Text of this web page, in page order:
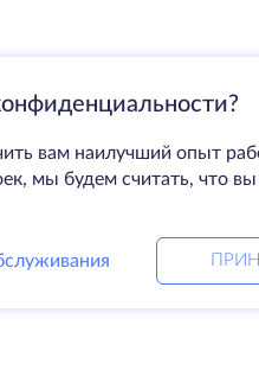
вам наилучший опыт
мы будем считать, что вы